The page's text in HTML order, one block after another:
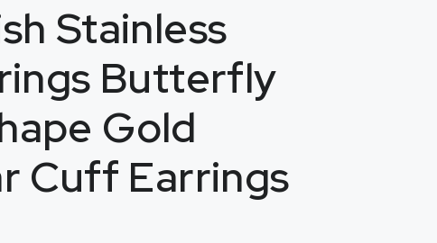
Stainless
Butterfly
Gold
Cuff Earrings